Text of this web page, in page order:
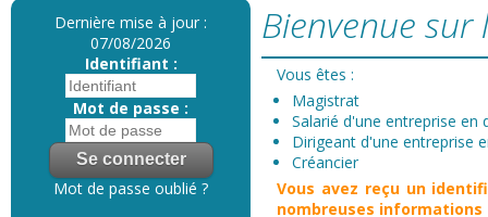
Dernière mise à jour :
07/08/2026
Identifiant :
Mot de passe :
Mot de passe oublié ?
Bienvenue sur
Vous êtes :
Magistrat
Salarié d'une entreprise en
Dirigeant d'une entreprise
Créancier
Vous avez reçu un
nombreuses